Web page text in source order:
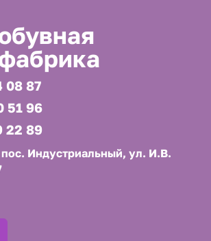
08 87
51 96
22 89
пос. Индустриальный, ул. И.В.